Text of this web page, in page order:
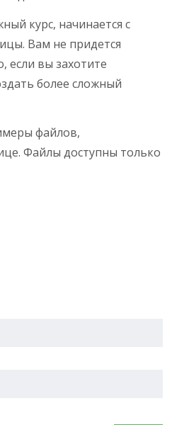
курс, начинается с
Вам не придется
если вы захотите
более сложный
файлов,
Файлы доступны только